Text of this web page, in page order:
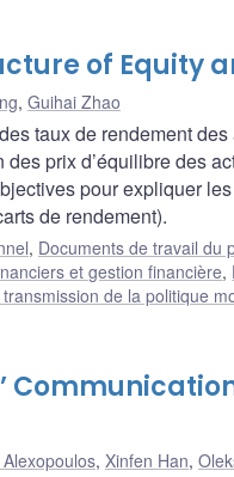
of Equity
, Guihai Zhao
taux de rendement
prix d’équilibre des
pour expliquer
de rendement).
, Documents de travail du
et gestion financière,
de la politique
, Xinfen Han,